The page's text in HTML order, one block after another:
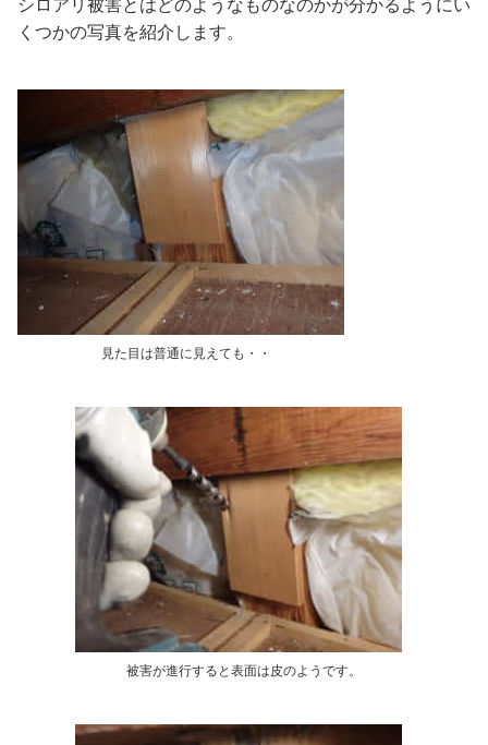
シロアリ被害とはどのようなものなのかが分かるようにい
くつかの写真を紹介します。
見た目は普通に見えても・・
被害が進行すると表面は皮のようです。